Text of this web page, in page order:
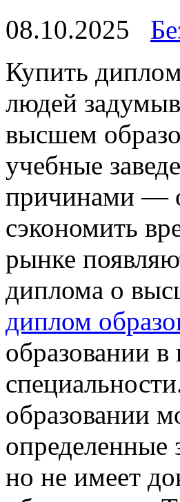
08.10.2025
Купить
людей
высшем
учебные
причинами —
сэкономить
рынке
диплома о
диплом
образовании
образовании
определенные
но не имеет